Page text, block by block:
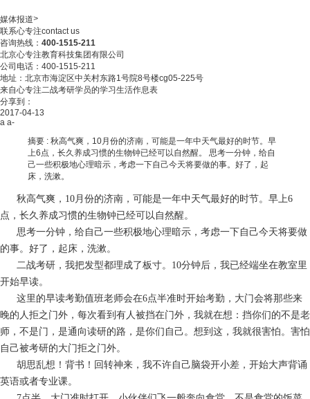
媒体报道>
联系心专注contact us
咨询热线： 400-1515-211
北京心专注教育科技集团有限公司
公司电话：400-1515-211
地址：北京市海淀区中关村东路1号院8号楼cg05-225号
来自心专注二战考研学员的学习生活作息表
分享到：
2017-04-13
a a-
摘要 : 秋高气爽，10月份的济南，可能是一年中天气最好的时节。早
上6点，长久养成习惯的生物钟已经可以自然醒。 思考一分钟，给自
己一些积极地心理暗示，考虑一下自己今天将要做的事。好了，起
床，洗漱。
秋高气爽，10月份的济南，可能是一年中天气最好的时节。早上6
点，长久养成习惯的生物钟已经可以自然醒。
思考一分钟，给自己一些积极地心理暗示，考虑一下自己今天将要做
的事。好了，起床，洗漱。
二战考研，我把发型都理成了板寸。10分钟后，我已经端坐在教室里
开始早读。
这里的早读考勤值班老师会在6点半准时开始考勤，大门会将那些来
晚的人拒之门外，每次看到有人被挡在门外，我就在想：挡你们的不是老
师，不是门，是通向读研的路，是你们自己。想到这，我就很害怕。害怕
自己被考研的大门拒之门外。
胡思乱想！背书！回转神来，我不许自己脑袋开小差，开始大声背诵
英语或者专业课。